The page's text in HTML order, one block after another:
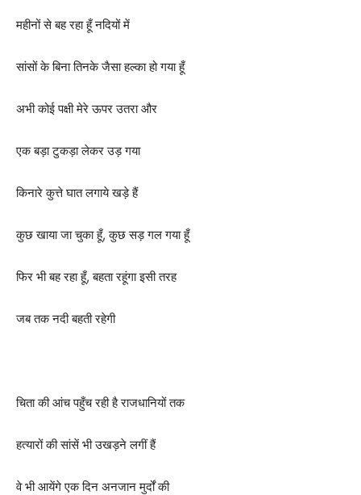
महीनों से बह रहा हूँ नदियों में
सांसों के बिना तिनके जैसा हल्का हो गया हूँ
अभी कोई पक्षी मेरे ऊपर उतरा और
एक बड़ा टुकड़ा लेकर उड़ गया
किनारे कुत्ते घात लगाये खड़े हैं
कुछ खाया जा चुका हूँ, कुछ सड़ गल गया हूँ
फिर भी बह रहा हूँ, बहता रहूंगा इसी तरह
जब तक नदी बहती रहेगी
चिता की आंच पहुँच रही है राजधानियों तक
हत्यारों की सांसें भी उखड़ने लगीं हैं
वे भी आयेंगे एक दिन अनजान मुर्दों की